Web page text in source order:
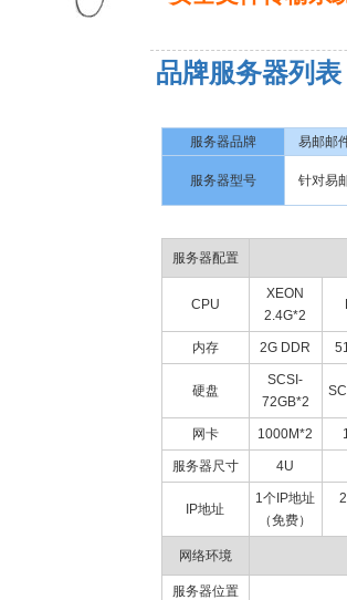
品牌服务器列
服务器品牌 易邮邮
服务器型号 针对易
服务器配置
CPU
XEON
2.4G*2
内存 2G DDR
硬盘
SCSI-
72GB*2
网卡 1000M*2
服务器尺寸 4U
IP地址
1个IP地址
（免费）
网络环境
服务器位置